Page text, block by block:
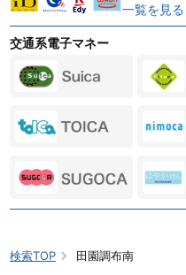
検索TOP 田園調布南
一覧を見る
交通系電子マネー